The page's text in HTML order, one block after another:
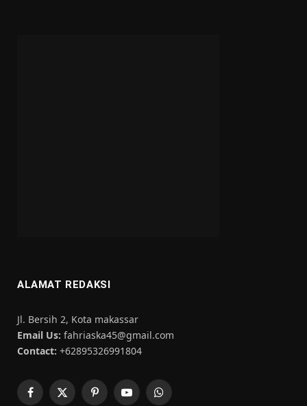
ALAMAT REDAKSI
Jl. Bersih 2, Kota makassar
Email Us: fahriaska45@gmail.com
Contact: +62895326991804
Facebook
X
PinterestYouTubeWhatsApp